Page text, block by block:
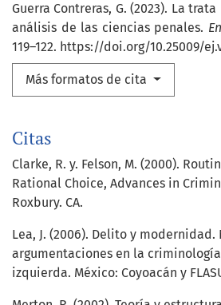
Guerra Contreras, G. (2023). La
análisis de las ciencias penales.
119–122. https://doi.org/10.25009/
Más formatos de cita
Citas
Clarke, R. y. Felson, M. (2000).
Rational Choice, Advances in
Roxbury. CA.
Lea, J. (2006). Delito y modernidad.
argumentaciones en la
izquierda. México: Coyoacán y